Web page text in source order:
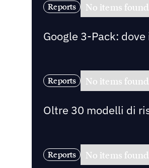
Reports No items
Google 3-Pack:
Reports No items
Oltre 30 modelli di
Reports No items